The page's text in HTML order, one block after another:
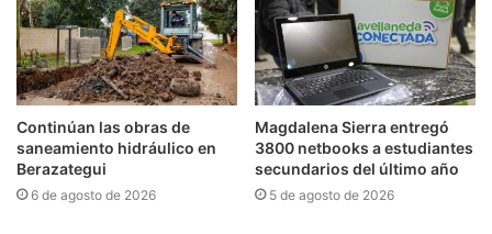
Continúan las obras de
saneamiento hidráulico en
Berazategui
6 de agosto de 2026
Magdalena Sierra entregó
3800 netbooks a estudiantes
secundarios del último año
5 de agosto de 2026